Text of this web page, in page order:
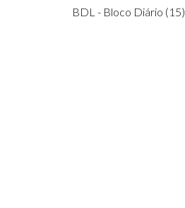
BDL - Bloco Diário (15)